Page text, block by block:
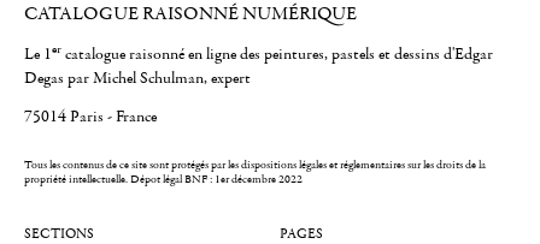
CATALOGUE RAISONNÉ NUMÉRIQUE
Le 1er catalogue raisonné en ligne des peintures, pastels et dessins d'Edgar
Degas par Michel Schulman, expert
75014 Paris - France
Tous les contenus de ce site sont protégés par les dispositions légales et réglementaires sur les droits de la
propriété intellectuelle.Dépot légal BNF : 1er décembre 2022
SECTIONS PAGES